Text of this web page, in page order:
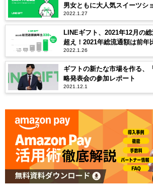
男女ともに大人気スイーツシ
ロマージュ」という結果に！
2022.1.27
LINEギフト、2021年12月の
超え！2021年総流通額は前年
ユーザー数2,000万人突破
2022.1.26
ギフトの新たな市場を作る、
略発表会の参加レポート
2021.12.1